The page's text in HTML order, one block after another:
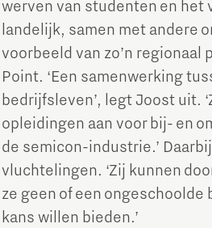
werven van studenten en het
landelijk, samen met andere
voorbeeld van zo’n
Point. ‘Een samenwerking
bedrijfsleven’, legt Joost uit.
opleidingen aan voor bij- en
de semicon-industrie.’
vluchtelingen. ‘Zij kunnen
ze geen of een
kans willen bieden.’